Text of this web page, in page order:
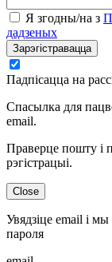
Я згодны/на з
дадзеных
Зарэгістравацца
Падпісацца на
Спасылка для
email.
Праверце пошту і
рэгістрацыі.
Close
Увядзіце email і
пароля